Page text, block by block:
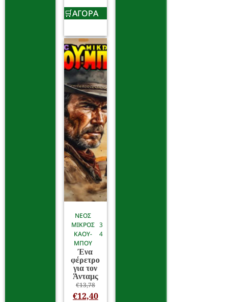
ΑΓΟΡΑ
ΝΕΟΣ
ΜΙΚΡΟΣ
ΚΑΟΥ-
ΜΠΟΥ
3
4
Ένα
φέρετρο
για τον
Άνταμς
€13,78
€12,40